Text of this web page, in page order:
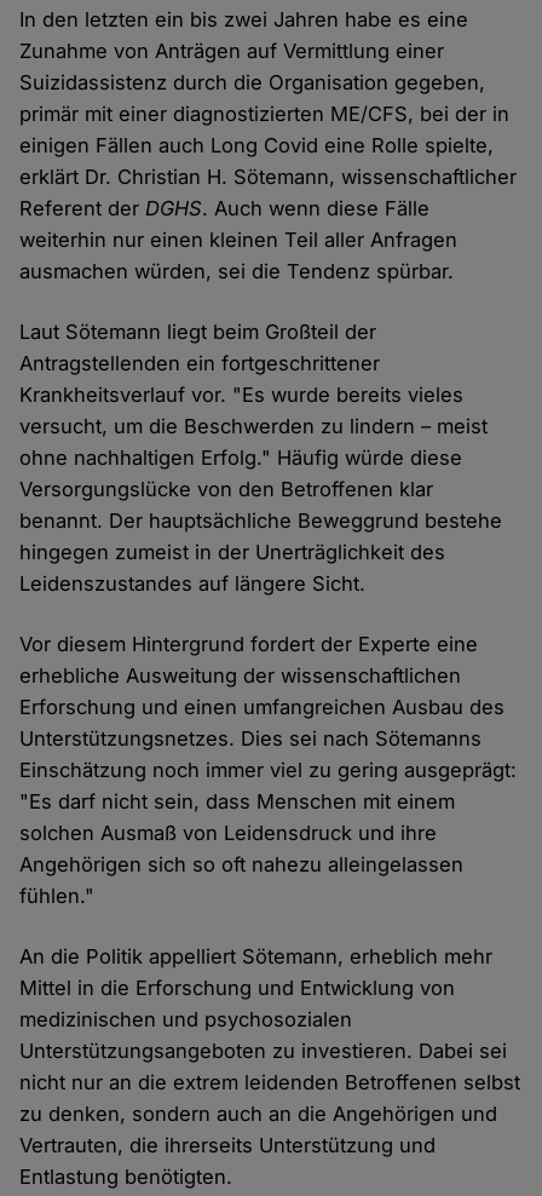
In den letzten ein bis zwei Jahren habe es eine
Zunahme von Anträgen auf Vermittlung einer
Suizidassistenz durch die Organisation gegeben,
primär mit einer diagnostizierten ME/CFS, bei der in
einigen Fällen auch Long Covid eine Rolle spielte,
erklärt Dr. Christian H. Sötemann, wissenschaftlicher
Referent derDGHS. Auch wenn diese Fälle
weiterhin nur einen kleinen Teil aller Anfragen
ausmachen würden, sei die Tendenz spürbar.
Laut Sötemann liegt beim Großteil der
Antragstellenden ein fortgeschrittener
Krankheitsverlauf vor. "Es wurde bereits vieles
versucht, um die Beschwerden zu lindern – meist
ohne nachhaltigen Erfolg." Häufig würde diese
Versorgungslücke von den Betroffenen klar
benannt. Der hauptsächliche Beweggrund bestehe
hingegen zumeist in der Unerträglichkeit des
Leidenszustandes auf längere Sicht.
Vor diesem Hintergrund fordert der Experte eine
erhebliche Ausweitung der wissenschaftlichen
Erforschung und einen umfangreichen Ausbau des
Unterstützungsnetzes. Dies sei nach Sötemanns
Einschätzung noch immer viel zu gering ausgeprägt:
"Es darf nicht sein, dass Menschen mit einem
solchen Ausmaß von Leidensdruck und ihre
Angehörigen sich so oft nahezu alleingelassen
fühlen."
An die Politik appelliert Sötemann, erheblich mehr
Mittel in die Erforschung und Entwicklung von
medizinischen und psychosozialen
Unterstützungsangeboten zu investieren. Dabei sei
nicht nur an die extrem leidenden Betroffenen selbst
zu denken, sondern auch an die Angehörigen und
Vertrauten, die ihrerseits Unterstützung und
Entlastung benötigten.